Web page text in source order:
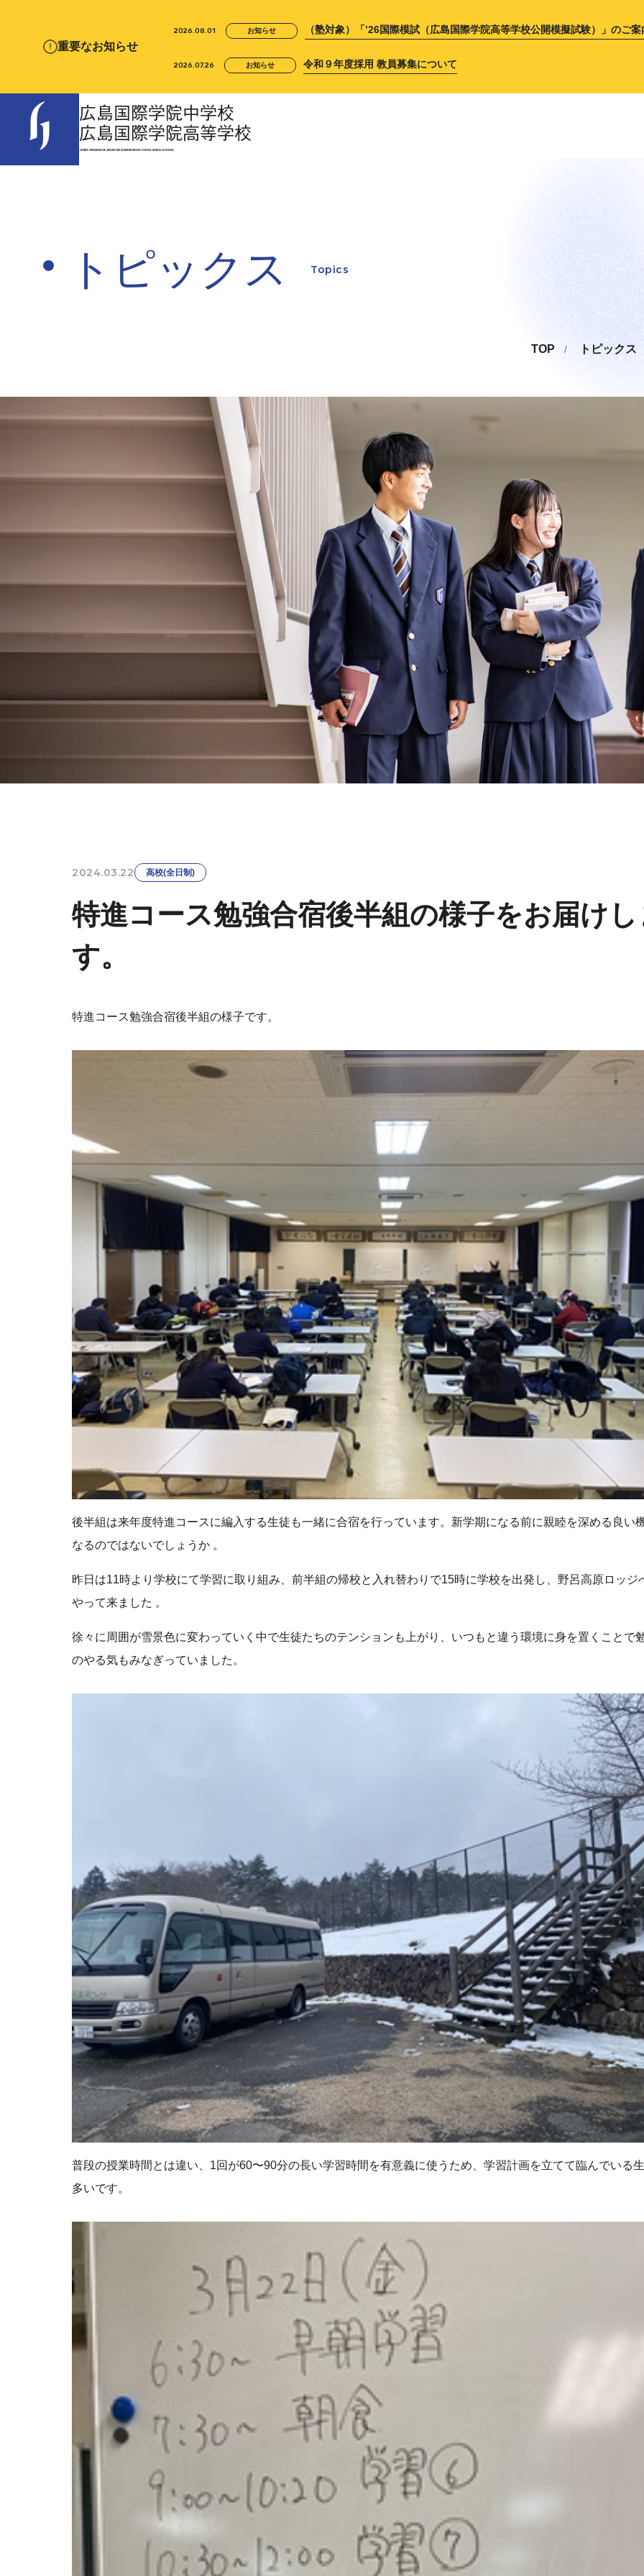
重要なお知らせ
2026.08.01 お知らせ （塾対象）「’26国際模試（広島国際学院高等学校公開模擬試験）」のご案
2026.07.26 お知らせ 令和９年度採用 教員募集について
広島国際学院中学校
広島国際学院高等学校
HIROSHIMA KOKUSAI GAKUINJUNIOR HIGH SCHOOL &HIGH SCHOOL
トピックス Topics
TOP トピックス
2024.03.22 高校(全日制)
特進コース勉強合宿後半組の様子をお届け
す。
特進コース勉強合宿後半組の様子です。
後半組は来年度特進コースに編入する生徒も一緒に合宿を行っています。新学期になる前に親睦を深める良い
なるのではないでしょうか 。
昨日は11時より学校にて学習に取り組み、前半組の帰校と入れ替わりで15時に学校を出発し、野呂高原ロッジ
やって来ました 。
徐々に周囲が雪景色に変わっていく中で生徒たちのテンションも上がり、いつもと違う環境に身を置くことで
のやる気もみなぎっていました。
普段の授業時間とは違い、1回が60〜90分の長い学習時間を有意義に使うため、学習計画を立てて臨んでいる
多いです。